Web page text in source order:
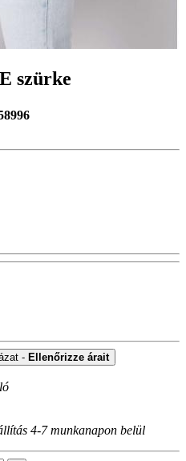
szürke
- Ellenőrizze árait
4-7 munkanapon belül